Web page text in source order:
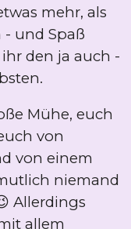
mehr, als
und Spaß
den ja auch -
Mühe, euch
von
von einem
niemand
Allerdings
allem